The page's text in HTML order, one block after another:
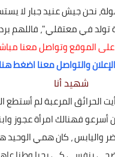
نحن جيش عنيد جبار لا
تولد في معتقلي"، فاللهم
الموقع وتواصل معنا
والتواصل معنا اضغط هنا
شهيد أنا
الحرائق المرعبة لم
أسرعو فهنالك امرأة عجوز
، كان همي الوحيد